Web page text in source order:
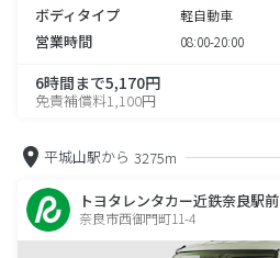
ボディタイプ 軽自動車
営業時間 08:00-20:00
6時間まで5,170円
免責補償料1,100円
平城山駅から 3275m
トヨタレンタカー近鉄奈良駅前
奈良市西御門町11-4